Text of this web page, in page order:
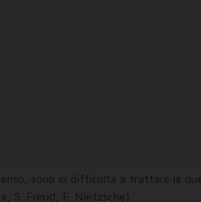
sono in difficoltà a trattare la
S. Freud, F. Nietzsche).